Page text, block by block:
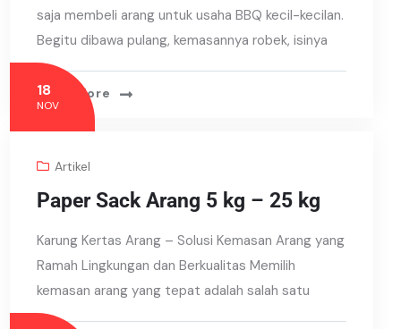
saja membeli arang untuk usaha BBQ kecil-kecilan.
Begitu dibawa pulang, kemasannya robek, isinya
Read More
18
NOV
Artikel
Paper Sack Arang 5 kg – 25 kg
Karung Kertas Arang – Solusi Kemasan Arang yang
Ramah Lingkungan dan Berkualitas Memilih
kemasan arang yang tepat adalah salah satu